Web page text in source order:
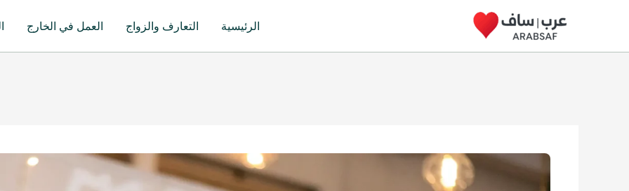
الرئيسية التعارف والزواج العمل في الخارج